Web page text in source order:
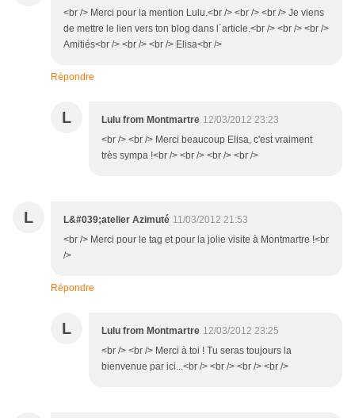
<br /> Merci pour la mention Lulu.<br /> <br /> <br /> Je viens
de mettre le lien vers ton blog dans l´article.<br /> <br /> <br />
Amitiés<br /> <br /> <br /> Elisa<br />
Répondre
L Lulu from Montmartre 12/03/2012 23:23
<br /> <br /> Merci beaucoup Elisa, c'est vraiment
très sympa !<br /> <br /> <br /> <br />
L L&#039;atelier Azimuté 11/03/2012 21:53
<br /> Merci pour le tag et pour la jolie visite à Montmartre !<br
/>
Répondre
L Lulu from Montmartre 12/03/2012 23:25
<br /> <br /> Merci à toi ! Tu seras toujours la
bienvenue par ici...<br /> <br /> <br /> <br />